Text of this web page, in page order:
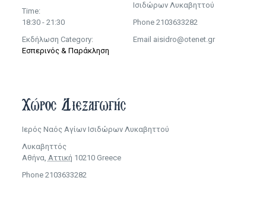
Time:
18:30 - 21:30
Εκδήλωση Category:
Εσπερινός & Παράκληση
Χώρος Διεξαγωγής
Ιερός Ναός Αγίων Ισιδώρων Λυκαβηττού
Λυκαβηττός
Αθήνα, Αττική 10210 Greece
Phone 2103633282
Ισιδώρων Λυκαβηττού
Phone 2103633282
Email aisidro@otenet.gr